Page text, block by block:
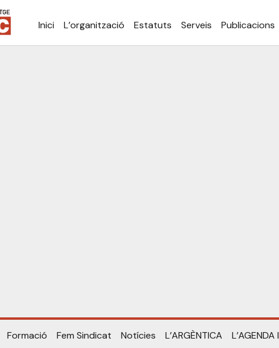
Inici L’organització Estatuts Serveis Publicacions
Formació Fem Sindicat Notícies L’ARGÈNTICA L’AGENDA